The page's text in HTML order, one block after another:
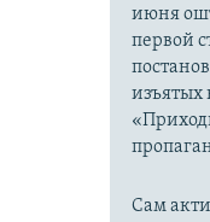
июня
первой
изъятых
Сам